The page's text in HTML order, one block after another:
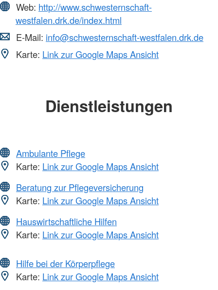
Web: http://www.schwesternschaft-
westfalen.drk.de/index.html
E-Mail: info@schwesternschaft-westfalen.drk.de
Karte: Link zur Google Maps Ansicht
Dienstleistungen
Ambulante Pflege
Karte: Link zur Google Maps Ansicht
Beratung zur Pflegeversicherung
Karte: Link zur Google Maps Ansicht
Hauswirtschaftliche Hilfen
Karte: Link zur Google Maps Ansicht
Hilfe bei der Körperpflege
Karte: Link zur Google Maps Ansicht